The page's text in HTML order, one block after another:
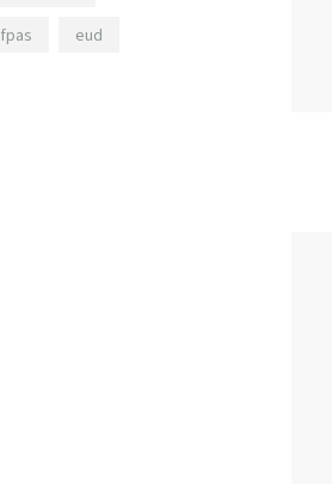
fpas eud